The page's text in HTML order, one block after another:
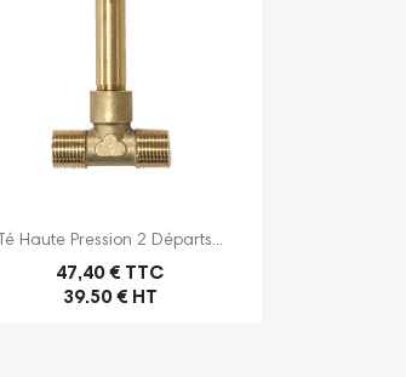
Aperçu rapide
Té Haute Pression 2 Départs...
47,40 € TTC
39.50 € HT